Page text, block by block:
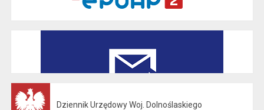
Dziennik Urzędowy Woj. Dolnoślaskiego